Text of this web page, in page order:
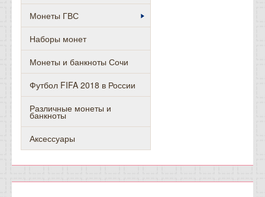
Монеты ГВС
Наборы монет
Монеты и банкноты Сочи
Футбол FIFA 2018 в России
Различные монеты и
банкноты
Аксессуары